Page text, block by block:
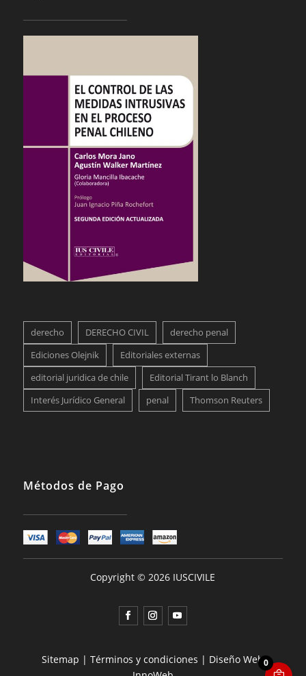
derecho DERECHO CIVIL
derecho penal
Ediciones Olejnik
Editoriales externas
editorial juridica de chile
Editorial Tirant lo Blanch
Interés Jurídico General
penal Thomson Reuters
Métodos de Pago
Copyright © 2026 IUSCIVILE
Sitemap |Términos y condiciones | Diseño Web0